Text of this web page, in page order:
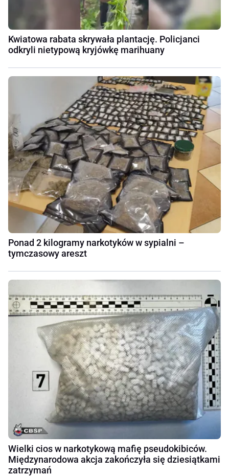
Kwiatowa rabata skrywała plantację. Policjanci
odkryli nietypową kryjówkę marihuany
Ponad 2 kilogramy narkotyków w sypialni –
tymczasowy areszt
Wielki cios w narkotykową mafię pseudokibiców.
Międzynarodowa akcja zakończyła się dziesiątkami
zatrzymań